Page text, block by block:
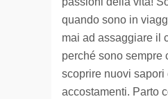
quando sono in
mai ad assaggiare il
perché sono sempre
scoprire nuovi sapori
accostamenti. Parto